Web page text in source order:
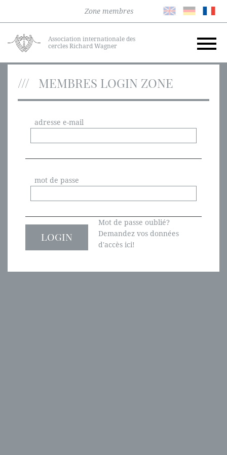
Zone membres
Association internationale des
cercles Richard Wagner
MEMBRES LOGIN ZONE
adresse e-mail
mot de passe
Mot de passe oublié?
Demandez vos données
d'accès ici!